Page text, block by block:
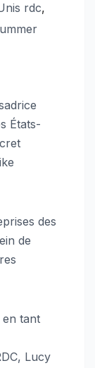
rdc,
États-
des
de
en tant
Lucy